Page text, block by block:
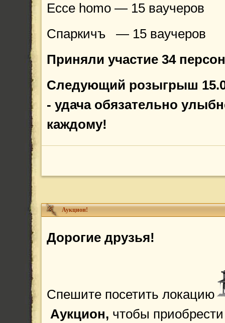
Ecce homo — 15 ваучеров
Спаркичъ — 15 ваучеров
Приняли участие 34
Следующий розыгрыш
- удача обязательно
каждому!
Аукцион!
Дорогие друзья!
Спешите посетить локацию
Аукцион, чтобы